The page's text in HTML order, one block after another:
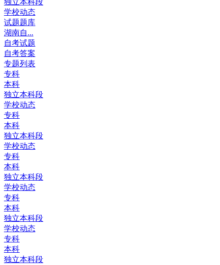
独立本科段
学校动态
试题题库
湖南自...
自考试题
自考答案
专题列表
专科
本科
独立本科段
学校动态
专科
本科
独立本科段
学校动态
专科
本科
独立本科段
学校动态
专科
本科
独立本科段
学校动态
专科
本科
独立本科段